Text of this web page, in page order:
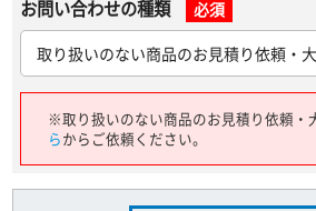
お問い合わせの種類 必須
※取り扱いのない商品のお見積り依頼・
らからご依頼ください。